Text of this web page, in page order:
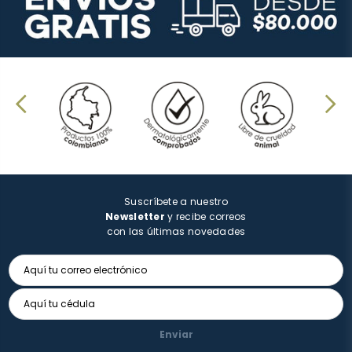
Suscríbete a nuestro
Newsletter y recibe correos
con las últimas novedades
Enviar